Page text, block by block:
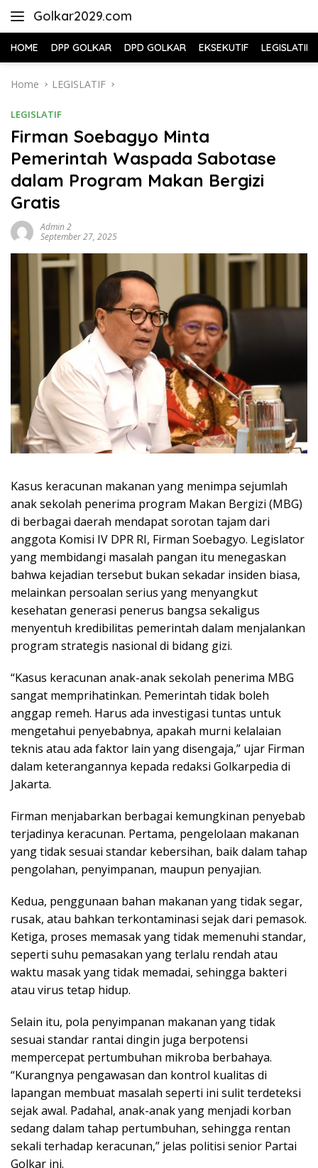
Golkar2029.com
HOME DPP GOLKAR DPD GOLKAR EKSEKUTIF LEGISLATIF
Home LEGISLATIF
LEGISLATIF
Firman Soebagyo Minta
Pemerintah Waspada Sabotase
dalam Program Makan Bergizi
Gratis
Admin 2
September 27, 2025
Kasus keracunan makanan yang menimpa sejumlah
anak sekolah penerima program Makan Bergizi (MBG)
di berbagai daerah mendapat sorotan tajam dari
anggota Komisi IV DPR RI, Firman Soebagyo. Legislator
yang membidangi masalah pangan itu menegaskan
bahwa kejadian tersebut bukan sekadar insiden biasa,
melainkan persoalan serius yang menyangkut
kesehatan generasi penerus bangsa sekaligus
menyentuh kredibilitas pemerintah dalam menjalankan
program strategis nasional di bidang gizi.
“Kasus keracunan anak-anak sekolah penerima MBG
sangat memprihatinkan. Pemerintah tidak boleh
anggap remeh. Harus ada investigasi tuntas untuk
mengetahui penyebabnya, apakah murni kelalaian
teknis atau ada faktor lain yang disengaja,” ujar Firman
dalam keterangannya kepada redaksi Golkarpedia di
Jakarta.
Firman menjabarkan berbagai kemungkinan penyebab
terjadinya keracunan. Pertama, pengelolaan makanan
yang tidak sesuai standar kebersihan, baik dalam tahap
pengolahan, penyimpanan, maupun penyajian.
Kedua, penggunaan bahan makanan yang tidak segar,
rusak, atau bahkan terkontaminasi sejak dari pemasok.
Ketiga, proses memasak yang tidak memenuhi standar,
seperti suhu pemasakan yang terlalu rendah atau
waktu masak yang tidak memadai, sehingga bakteri
atau virus tetap hidup.
Selain itu, pola penyimpanan makanan yang tidak
sesuai standar rantai dingin juga berpotensi
mempercepat pertumbuhan mikroba berbahaya.
“Kurangnya pengawasan dan kontrol kualitas di
lapangan membuat masalah seperti ini sulit terdeteksi
sejak awal. Padahal, anak-anak yang menjadi korban
sedang dalam tahap pertumbuhan, sehingga rentan
sekali terhadap keracunan,” jelas politisi senior Partai
Golkar ini.